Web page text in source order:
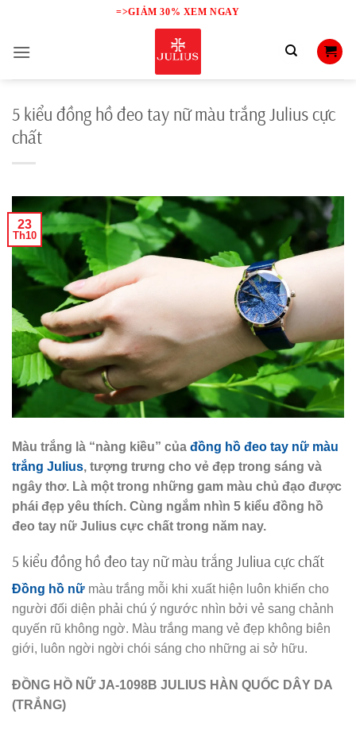
content
=>GIẢM 30% XEM NGAY
5 kiểu đồng hồ đeo tay nữ màu trắng Julius cực
chất
23
Th10
Màu trắng là “nàng kiều” của đồng hồ đeo tay nữ màu
trắng Julius, tượng trưng cho vẻ đẹp trong sáng và
ngây thơ. Là một trong những gam màu chủ đạo được
phái đẹp yêu thích. Cùng ngắm nhìn 5 kiểu đồng hồ
đeo tay nữ Julius cực chất trong năm nay.
5 kiểu đồng hồ đeo tay nữ màu trắng Juliua cực chất
Đồng hồ nữ màu trắng mỗi khi xuất hiện luôn khiến cho
người đối diện phải chú ý ngước nhìn bởi vẻ sang chảnh
quyến rũ không ngờ. Màu trắng mang vẻ đẹp không biên
giới, luôn ngời ngời chói sáng cho những ai sở hữu.
ĐỒNG HỒ NỮ JA-1098B JULIUS HÀN QUỐC DÂY DA
(TRẮNG)